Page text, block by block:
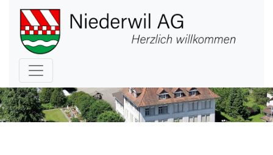
Hauptnavigation